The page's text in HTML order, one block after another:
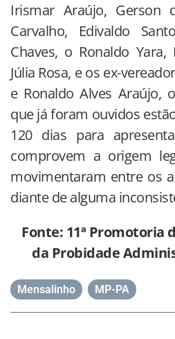
Irismar Araújo, Gerson
Carvalho, Edivaldo
Chaves, o Ronaldo
Júlia Rosa, e os ex-
e Ronaldo Alves Araújo,
que já foram ouvidos
120 dias para
comprovem a origem
movimentaram entre os
diante de alguma
Fonte: 11ª Promotoria
da Probidade
Mensalinho MP-PA